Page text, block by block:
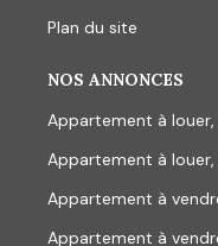
Plan du site
NOS ANNONCES
Appartement à louer,
Appartement à louer,
Appartement à
Appartement à